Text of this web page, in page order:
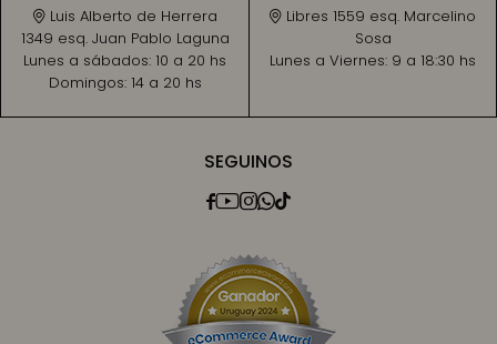
SEGUINOS

Luis Alberto de Herrera
1349 esq. Juan Pablo Laguna
Lunes a sábados: 10 a 20 hs
Domingos: 14 a 20 hs
Libres 1559 esq. Marcelino
Sosa
Lunes a Viernes: 9 a 18:30 hs